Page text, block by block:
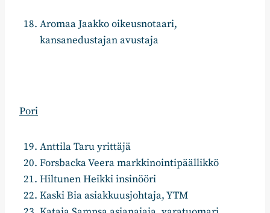
Aromaa Jaakko oikeusnotaari,
kansanedustajan avustaja
Pori
Anttila Taru yrittäjä
Forsbacka Veera markkinointipäällikkö
Hiltunen Heikki insinööri
Kaski Bia asiakkuusjohtaja, YTM